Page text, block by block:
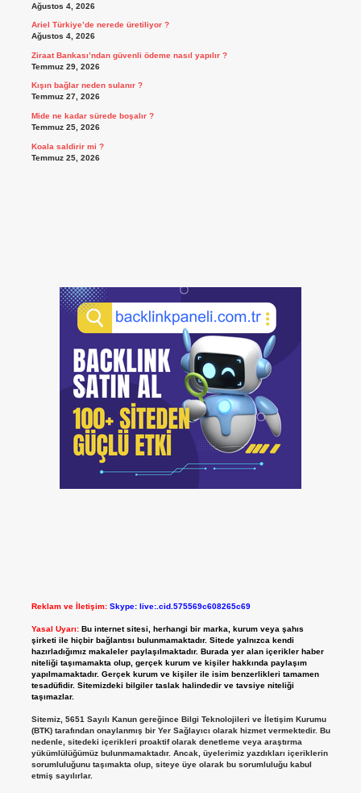
Ağustos 4, 2026
Ariel Türkiye’de nerede üretiliyor ?
Ağustos 4, 2026
Ziraat Bankası’ndan güvenli ödeme nasıl yapılır ?
Temmuz 29, 2026
Kışın bağlar neden sulanır ?
Temmuz 27, 2026
Mide ne kadar sürede boşalır ?
Temmuz 25, 2026
Koala saldirir mi ?
Temmuz 25, 2026
Reklam ve İletişim: Skype: live:.cid.575569c608265c69
Yasal Uyarı: Bu internet sitesi, herhangi bir marka, kurum veya şahıs
şirketi ile hiçbir bağlantısı bulunmamaktadır. Sitede yalnızca kendi
hazırladığımız makaleler paylaşılmaktadır. Burada yer alan içerikler haber
niteliği taşımamakta olup, gerçek kurum ve kişiler hakkında paylaşım
yapılmamaktadır. Gerçek kurum ve kişiler ile isim benzerlikleri tamamen
tesadüfidir. Sitemizdeki bilgiler taslak halindedir ve tavsiye niteliği
taşımazlar.
Sitemiz, 5651 Sayılı Kanun gereğince Bilgi Teknolojileri ve İletişim Kurumu
(BTK) tarafından onaylanmış bir Yer Sağlayıcı olarak hizmet vermektedir. Bu
nedenle, sitedeki içerikleri proaktif olarak denetleme veya araştırma
yükümlülüğümüz bulunmamaktadır. Ancak, üyelerimiz yazdıkları içeriklerin
sorumluluğunu taşımakta olup, siteye üye olarak bu sorumluluğu kabul
etmiş sayılırlar.